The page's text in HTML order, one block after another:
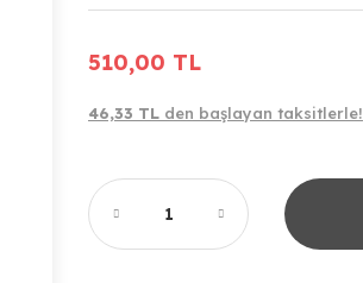
510,00 TL
46,33 TL den başlayan taksitlerle!